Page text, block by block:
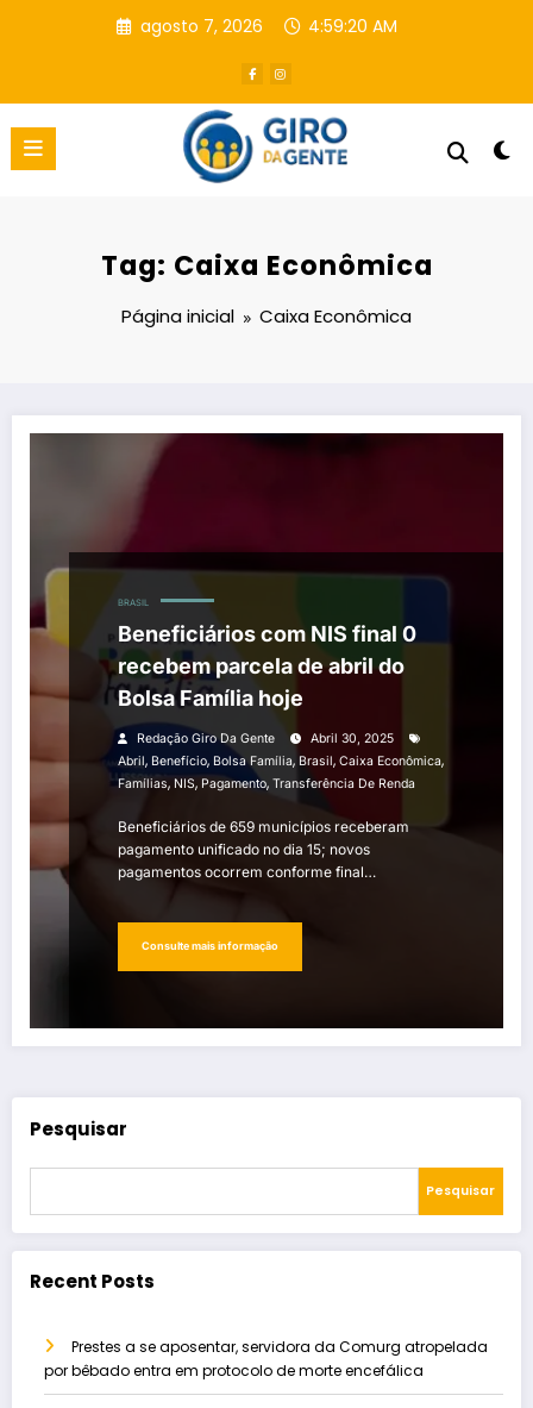
agosto 7, 2026 4:59:21 AM
Tag: Caixa Econômica
Página inicial Caixa Econômica
BRASIL
Beneficiários com NIS final 0
recebem parcela de abril do
Bolsa Família hoje
Redação Giro Da Gente
Abril 30, 2025
Abril, Benefício, Bolsa Família, Brasil, Caixa Econômica,
Famílias, NIS, Pagamento, Transferência De Renda
Beneficiários de 659 municípios receberam
pagamento unificado no dia 15; novos
pagamentos ocorrem conforme final…
Consulte mais informação
Pesquisar
Pesquisar
Recent Posts
Prestes a se aposentar, servidora da Comurg atropelada
por bêbado entra em protocolo de morte encefálica